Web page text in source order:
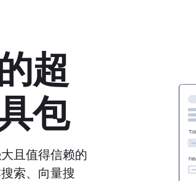
超
包
且值得信赖的
索、向量搜